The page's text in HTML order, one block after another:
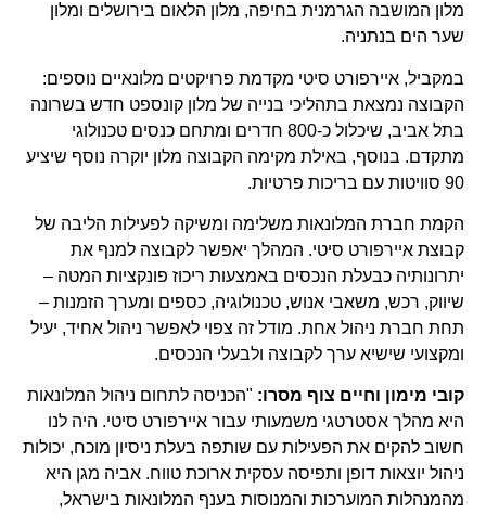
מלון המושבה הגרמנית בחיפה, מלון הלאום בירושלים ומלון
שער הים בנתניה.
במקביל, איירפורט סיטי מקדמת פרויקטים מלונאיים נוספים:
הקבוצה נמצאת בתהליכי בנייה של מלון קונספט חדש בשרונה
בתל אביב, שיכלול כ-800 חדרים ומתחם כנסים טכנולוגי
מתקדם. בנוסף, באילת מקימה הקבוצה מלון יוקרה נוסף שיציע
90 סוויטות עם בריכות פרטיות.
הקמת חברת המלונאות משלימה ומשיקה לפעילות הליבה של
קבוצת איירפורט סיטי. המהלך יאפשר לקבוצה למנף את
יתרונותיה כבעלת הנכסים באמצעות ריכוז פונקציות המטה –
שיווק, רכש, משאבי אנוש, טכנולוגיה, כספים ומערך הזמנות –
תחת חברת ניהול אחת. מודל זה צפוי לאפשר ניהול אחיד, יעיל
ומקצועי שישיא ערך לקבוצה ולבעלי הנכסים.
קובי מימון וחיים צוף מסרו: "הכניסה לתחום ניהול המלונאות
היא מהלך אסטרטגי משמעותי עבור איירפורט סיטי. היה לנו
חשוב להקים את הפעילות עם שותפה בעלת ניסיון מוכח, יכולות
ניהול יוצאות דופן ותפיסה עסקית ארוכת טווח. אביה מגן היא
מהמנהלות המוערכות והמנוסות בענף המלונאות בישראל,